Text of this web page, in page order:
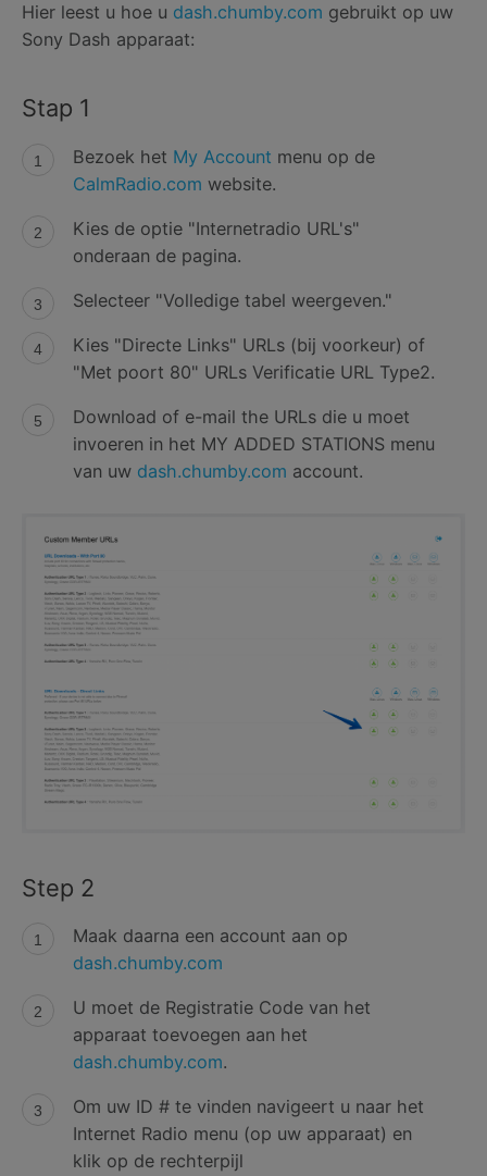
Hier leest u hoe u dash.chumby.com gebruikt op uw
Sony Dash apparaat:
Stap 1
Bezoek het My Account menu op de
CalmRadio.com website.
Kies de optie "Internetradio URL's"
onderaan de pagina.
Selecteer "Volledige tabel weergeven."
Kies "Directe Links" URLs (bij voorkeur) of
"Met poort 80" URLs Verificatie URL Type2.
Download of e-mail the URLs die u moet
invoeren in het MY ADDED STATIONS menu
van uw dash.chumby.com account.
Step 2
Maak daarna een account aan op
dash.chumby.com
U moet de Registratie Code van het
apparaat toevoegen aan het
dash.chumby.com.
Om uw ID # te vinden navigeert u naar het
Internet Radio menu (op uw apparaat) en
klik op de rechterpijl